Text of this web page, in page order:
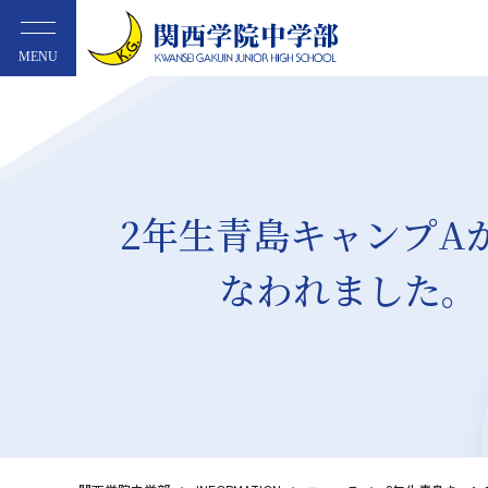
MENU
2年生青島キャンプA
なわれました。